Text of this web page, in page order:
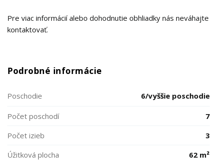
Pre viac informácií alebo dohodnutie obhliadky nás neváhajte
kontaktovať.
Podrobné informácie
Poschodie 6/vyššie poschodie
Počet poschodí
7
Počet izieb
3
Úžitková plocha
62 m²